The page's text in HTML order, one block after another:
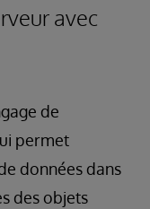
avec
de
permet
données dans
des objets